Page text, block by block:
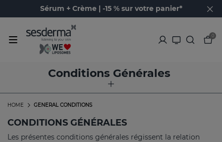
Sérum + Crème | -15 % sur votre panier*
0
Conditions Générales
GENERAL CONDITIONS
HOME
CONDITIONS GÉNÉRALES
Les présentes conditions générales régissent la relation